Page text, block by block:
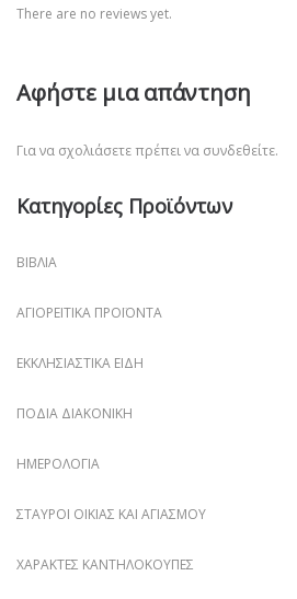
There are no reviews yet.
Αφήστε μια απάντηση
Για να σχολιάσετε πρέπει να συνδεθείτε.
Κατηγορίες Προϊόντων
ΒΙΒΛΊΑ
ΑΓΙΟΡΕΊΤΙΚΑ ΠΡΟΪΌΝΤΑ
ΕΚΚΛΗΣΙΑΣΤΙΚΆ ΕΊΔΗ
ΠΟΔΙΆ ΔΙΑΚΟΝΙΚΉ
ΗΜΕΡΟΛΌΓΙΑ
ΣΤΑΥΡΟΊ ΟΙΚΊΑΣ ΚΑΙ ΑΓΙΑΣΜΟΎ
ΧΑΡΑΚΤΈΣ ΚΑΝΤΗΛΌΚΟΥΠΕΣ